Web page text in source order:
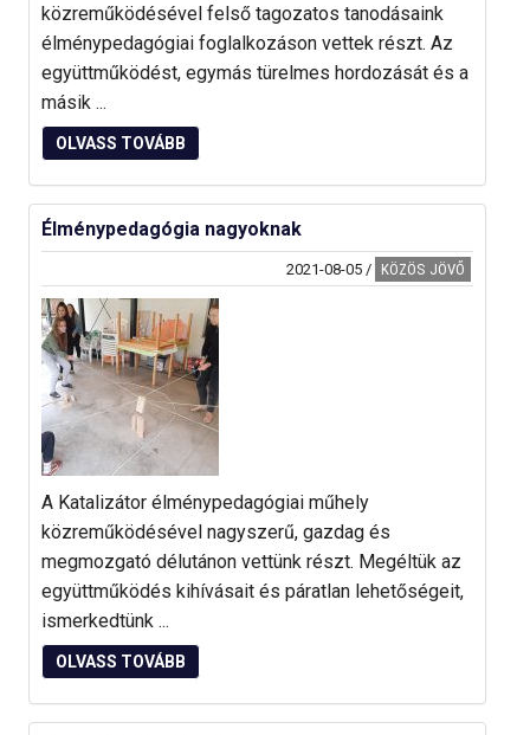
közreműködésével felső tagozatos tanodásaink
élménypedagógiai foglalkozáson vettek részt. Az
együttműködést, egymás türelmes hordozását és a
másik ...
OLVASS TOVÁBB
Élménypedagógia nagyoknak
2021-08-05/ KÖZÖS JÖVŐ
A Katalizátor élménypedagógiai műhely
közreműködésével nagyszerű, gazdag és
megmozgató délutánon vettünk részt. Megéltük az
együttműködés kihívásait és páratlan lehetőségeit,
ismerkedtünk ...
OLVASS TOVÁBB